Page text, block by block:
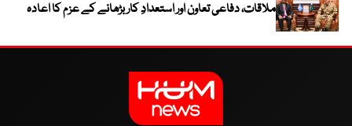
ملاقات، دفاعی تعاون اور استعدادِ کار بڑھانے کے عزم کا اعادہ